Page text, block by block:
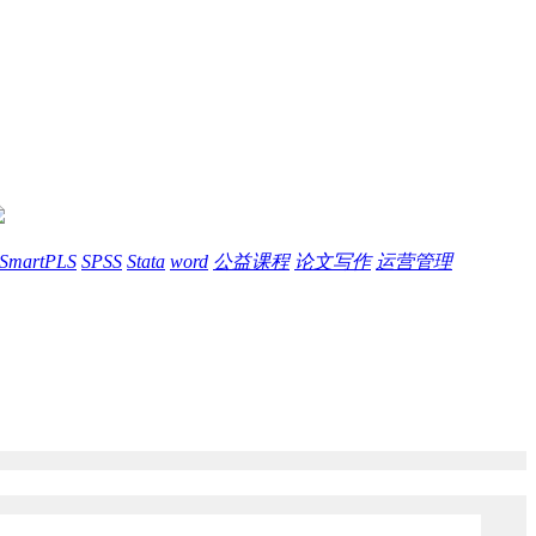
SmartPLS SPSS Stata word 公益课程 论文写作 运营管理